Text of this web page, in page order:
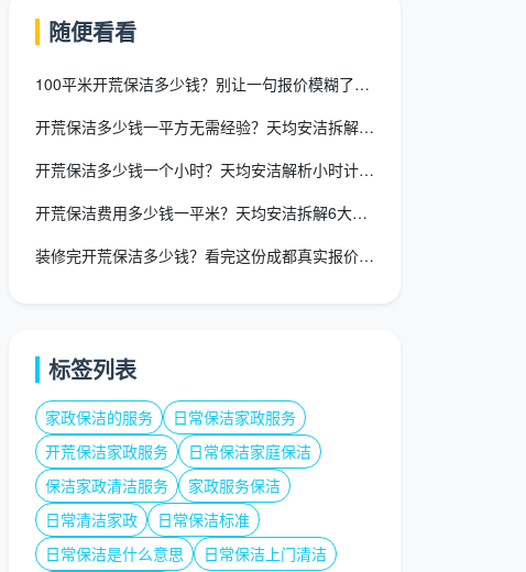
随便看看
100平米开荒保洁多少钱？别让一句报价模糊了你该得到的服务
开荒保洁多少钱一平方无需经验？天均安洁拆解求职与消费两端真相
开荒保洁多少钱一个小时？天均安洁解析小时计价风险与更优方案
开荒保洁费用多少钱一平米？天均安洁拆解6大成本构成与真实报价
装修完开荒保洁多少钱？看完这份成都真实报价，心里终于有底了
标签列表
家政保洁的服务
日常保洁家政服务
开荒保洁家政服务
日常保洁家庭保洁
保洁家政清洁服务
家政服务保洁
日常清洁家政
日常保洁标准
日常保洁是什么意思
日常保洁上门清洁